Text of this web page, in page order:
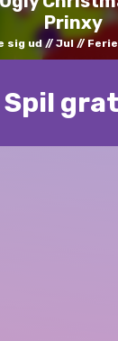
Prinxy
sig ud Jul Ferie
Spil